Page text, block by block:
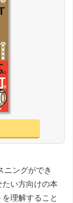
ニングができ
い方向けの本
理解すること